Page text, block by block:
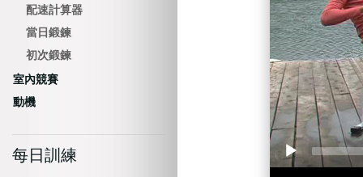
配速計算器
當日鍛鍊
初次鍛鍊
室內競賽
動機
每日訓練